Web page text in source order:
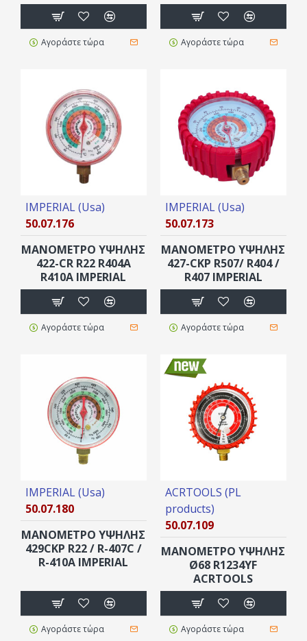
Αγοράστε τώρα Αγοράστε τώρα
IMPERIAL (Usa)
50.07.176
ΜΑΝΟΜΕΤΡΟ ΥΨΗΛΗΣ
422-CR R22 R404A
R410A IMPERIAL
Αγοράστε τώρα
IMPERIAL (Usa)
50.07.173
ΜΑΝΟΜΕΤΡΟ ΥΨΗΛΗΣ
427-CKP R507/ R404 /
R407 IMPERIAL
Αγοράστε τώρα
IMPERIAL (Usa)
50.07.180
ΜΑΝΟΜΕΤΡΟ ΥΨΗΛΗΣ
429CKP R22 / R-407C /
R-410A IMPERIAL
Αγοράστε τώρα
ACRTOOLS (PL
products)
50.07.109
ΜΑΝΟΜΕΤΡΟ ΥΨΗΛΗΣ
Ø68 R1234YF
ACRTOOLS
Αγοράστε τώρα